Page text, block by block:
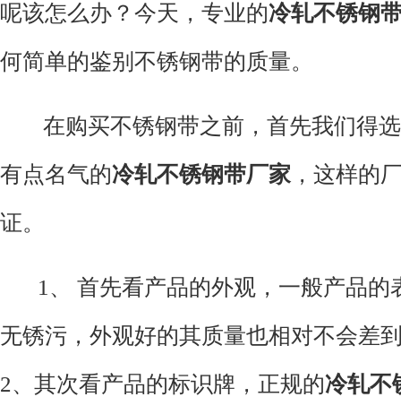
呢该怎么办？今天，专业的冷轧不锈钢
何简单的鉴别不锈钢带的质量。
在购买不锈钢带之前，首先我们得选
有点名气的冷轧不锈钢带厂家 ，这样的
证。
1、 首先看产品的外观，一般产品的
无锈污，外观好的其质量也相对不会差
2、其次看产品的标识牌，正规的冷轧不